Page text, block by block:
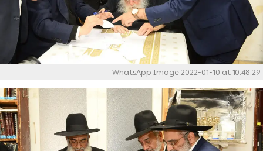
WhatsApp Image 2022-01-10 at 10.48.29